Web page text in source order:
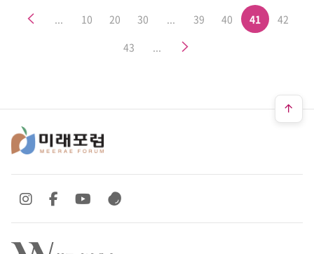
이전 10 20 30 39 40 41
42
43
다음
SNS 바로가기
SNS 바로가기SNS 바로가기
SNS 바로가기